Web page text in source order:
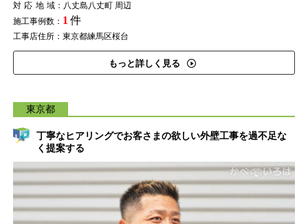
対応地域：八丈島八丈町 周辺
施工事例数： 1 件
工事店住所：東京都練馬区桜台
もっと詳しく見る
東京都
丁寧なヒアリングでお客さまの欲しい外壁工事を過不足な
く提案する